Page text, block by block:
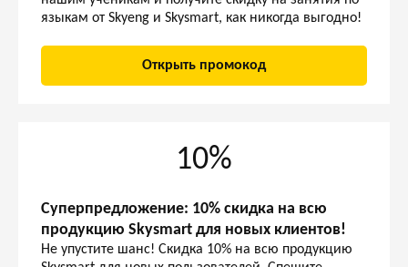
языкам от Skyeng и Skysmart, как никогда выгодно!
Открыть промокод
10%
Суперпредложение: 10% скидка на всю
продукцию Skysmart для новых клиентов!
Не упустите шанс! Скидка 10% на всю продукцию